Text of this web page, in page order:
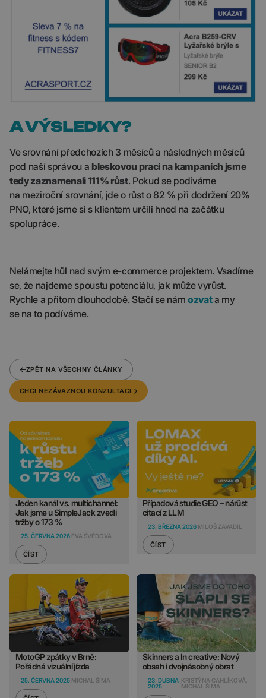
A VÝSLEDKY?
Ve srovnání předchozích 3 měsíců a následných měsíců
pod naší správou a bleskovou prací na kampaních jsme
tedy zaznamenali 111% růst. Pokud se podíváme
na meziroční srovnání, jde o růst o 82 % při dodržení 20%
PNO, které jsme si s klientem určili hned na začátku
spolupráce.
Nelámejte hůl nad svým e-commerce projektem. Vsadíme
se, že najdeme spoustu potenciálu, jak může vyrůst.
Rychle a přitom dlouhodobě. Stačí se nám ozvata my
se na to podíváme.
ZPĚT NA VŠECHNY ČLÁNKY
CHCI NEZÁVAZNOU KONZULTACI
Jeden kanál vs. multichannel:
Jak jsme u SimpleJack zvedli
tržby o 173 %
25. ČERVNA 2026 EVA ŠVÉDOVÁ
ČÍST
Případová studie GEO – nárůst
citací z LLM
23. BŘEZNA 2026 MILOŠ ZAVADIL
ČÍST
MotoGP zpátky v Brně:
Pořádná vizuální jízda
25. ČERVNA 2025 MICHAL ŠÍMA
Skinners a In creative: Nový
obsah i dvojnásobný obrat
23. DUBNA
2025
KRISTÝNA CAHLÍKOVÁ,
MICHAL ŠÍMA